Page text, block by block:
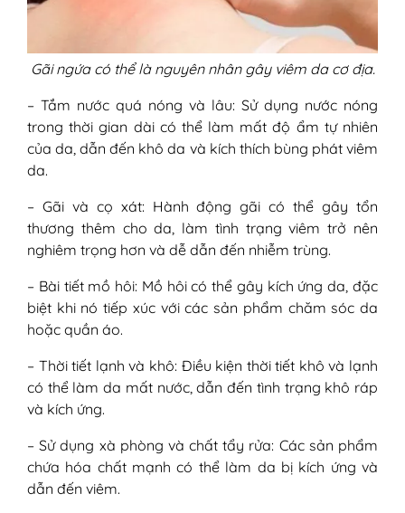
Gãi ngứa có thể là nguyên nhân gây viêm da cơ địa.
– Tắm nước quá nóng và lâu: Sử dụng nước nóng
trong thời gian dài có thể làm mất độ ẩm tự nhiên
của da, dẫn đến khô da và kích thích bùng phát viêm
da.
– Gãi và cọ xát: Hành động gãi có thể gây tổn
thương thêm cho da, làm tình trạng viêm trở nên
nghiêm trọng hơn và dễ dẫn đến nhiễm trùng.
– Bài tiết mồ hôi: Mồ hôi có thể gây kích ứng da, đặc
biệt khi nó tiếp xúc với các sản phẩm chăm sóc da
hoặc quần áo.
– Thời tiết lạnh và khô: Điều kiện thời tiết khô và lạnh
có thể làm da mất nước, dẫn đến tình trạng khô ráp
và kích ứng.
– Sử dụng xà phòng và chất tẩy rửa: Các sản phẩm
chứa hóa chất mạnh có thể làm da bị kích ứng và
dẫn đến viêm.